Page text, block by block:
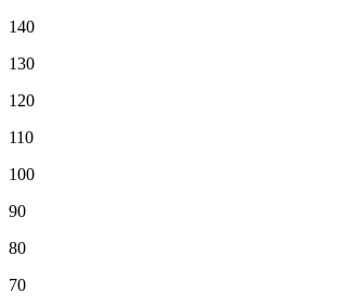
140
130
120
110
100
90
80
70